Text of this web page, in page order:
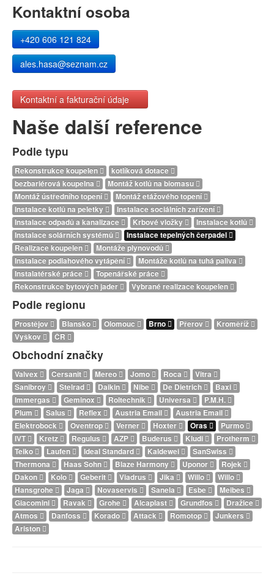
Kontaktní osoba
+420 606 121 824
ales.hasa@seznam.cz
Kontaktní a fakturační údaje
Naše další reference
Podle typu
Rekonstrukce koupelen
kotlíková dotace
bezbariérová koupelna
Montáž kotlů na biomasu
Montáž ústředního topení
Montáž etážového topení
Instalace kotlů na peletky
Instalace sociálních zařízení
Instalace odpadů a kanalizace
Krbové vložky
Instalace kotlů
Instalace solárních systémů
Instalace tepelných čerpadel
Realizace koupelen
Montáže plynovodů
Instalace podlahového vytápění
Montáže kotlů na tuhá paliva
Instalatérské práce
Topenářské práce
Rekonstrukce bytových jader
Vybrané realizace koupelen
Podle regionu
Prostějov Blansko Olomouc Brno Přerov
Kroměříž
Vyškov
ČR
Obchodní značky
Valvex Cersanit Mereo Jomo Roca
Vitra
Sanibroy
Stelrad Daikin Nibe De Dietrich
Baxi
Immergas
Geminox Roltechnik Universa
P.M.H.
Plum
Salus Reflex Austria Email
Austria Email
Elektrobock
Oventrop Verner Hoxter Oras
Purmo
IVT
Kretz Regulus AZP Buderus Kludi
Protherm
Teiko
Laufen Ideal Standard Kaldewei
SanSwiss
Thermona
Haas Sohn Blaze Harmony Uponor
Rojek
Dakon
Kolo Geberit Viadrus Jika Willo
Willo
Hansgrohe
Jaga Novaservis Sanela Esbe
Meibes
Giacomini
Ravak Grohe Alcaplast Grundfos
Dražice
Atmos
Danfoss Korado Attack Romotop
Junkers
Ariston